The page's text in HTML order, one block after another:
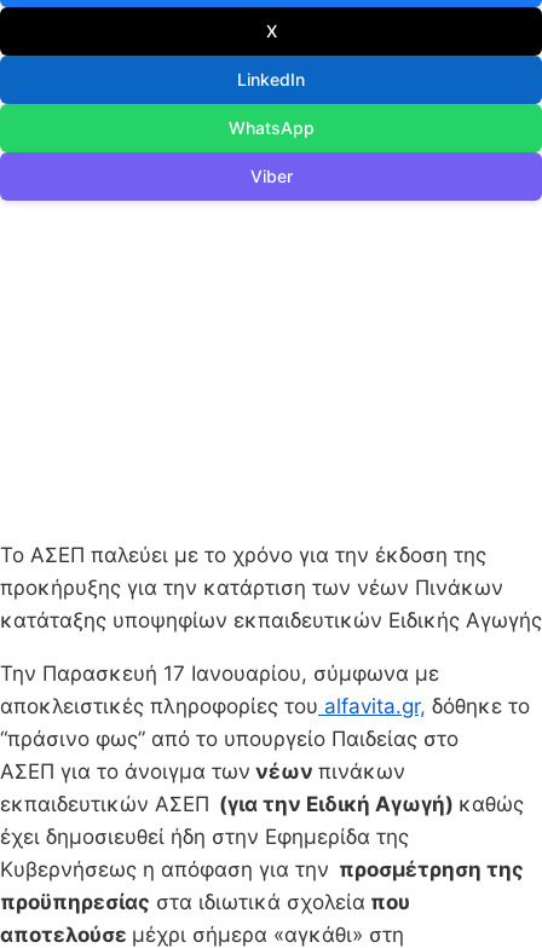
X
LinkedIn
WhatsApp
Viber
Το ΑΣΕΠ παλεύει με το χρόνο για την έκδοση της
προκήρυξης για την κατάρτιση των νέων Πινάκων
κατάταξης υποψηφίων εκπαιδευτικών Ειδικής Αγωγής
Την Παρασκευή 17 Ιανουαρίου, σύμφωνα με
αποκλειστικές πληροφορίες του alfavita.gr, δόθηκε το
“πράσινο φως” από το υπουργείο Παιδείας στο
ΑΣΕΠ για το άνοιγμα των νέων πινάκων
εκπαιδευτικών ΑΣΕΠ (για την Ειδική Αγωγή) καθώς
έχει δημοσιευθεί ήδη στην Εφημερίδα της
Κυβερνήσεως η απόφαση για την προσμέτρηση της
προϋπηρεσίας στα ιδιωτικά σχολεία που
αποτελούσε μέχρι σήμερα «αγκάθι» στη